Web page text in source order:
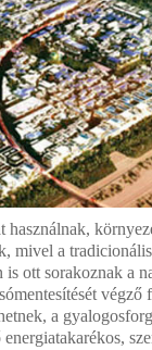
használnak,
mivel a
ott sorakoznak a
a